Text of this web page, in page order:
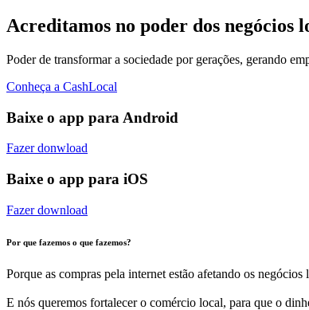
Acreditamos no poder dos negócios
Poder de transformar a sociedade por gerações, gerando
Conheça a CashLocal
Baixe o app para Android
Fazer donwload
Baixe o app para iOS
Fazer download
Por que fazemos o que fazemos?
Porque as compras pela internet estão afetando os
E nós queremos fortalecer o comércio local, para que o